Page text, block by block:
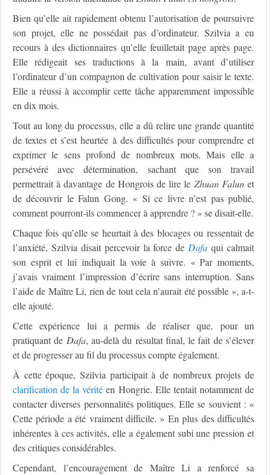
Bien qu’elle ait rapidement obtenu l’autorisation de poursuivre
son projet, elle ne possédait pas d’ordinateur. Szilvia a eu
recours à des dictionnaires qu’elle feuilletait page après page.
Elle rédigeait ses traductions à la main, avant d’utiliser
l’ordinateur d’un compagnon de cultivation pour saisir le texte.
Elle a réussi à accomplir cette tâche apparemment impossible
en dix mois.
Tout au long du processus, elle a dû relire une grande quantité
de textes et s’est heurtée à des difficultés pour comprendre et
exprimer le sens profond de nombreux mots. Mais elle a
persévéré avec détermination, sachant que son travail
permettrait à davantage de Hongrois de lire le Zhuan Falunet
de découvrir le Falun Gong. « Si ce livre n’est pas publié,
comment pourront-ils commencer à apprendre ? » se disait-elle.
Chaque fois qu’elle se heurtait à des blocages ou ressentait de
l’anxiété, Szilvia disait percevoir la force deDafa qui calmait
son esprit et lui indiquait la voie à suivre. « Par moments,
j’avais vraiment l’impression d’écrire sans interruption. Sans
l’aide de Maître Li, rien de tout cela n’aurait été possible », a-t-
elle ajouté.
Cette expérience lui a permis de réaliser que, pour un
pratiquant de Dafa, au-delà du résultat final, le fait de s’élever
et de progresser au fil du processus compte également.
À cette époque, Szilvia participait à de nombreux projets de
clarification de la vérité en Hongrie. Elle tentait notamment de
contacter diverses personnalités politiques. Elle se souvient : «
Cette période a été vraiment difficile. » En plus des difficultés
inhérentes à ces activités, elle a également subi une pression et
des critiques considérables.
Cependant, l’encouragement de Maître Li a renforcé sa